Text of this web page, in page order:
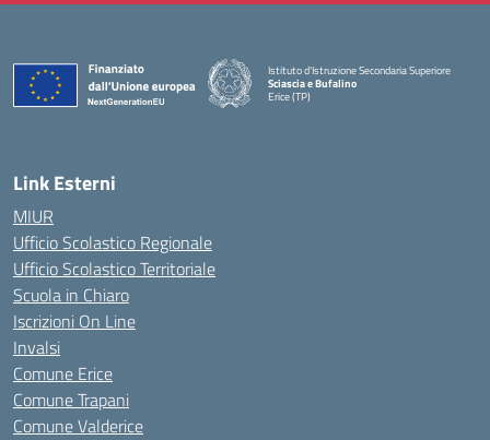
Istituto d'Istruzione Secondaria Superiore
Sciascia e Bufalino
Erice (TP)
Link Esterni
MIUR
Ufficio Scolastico Regionale
Ufficio Scolastico Territoriale
Scuola in Chiaro
Iscrizioni On Line
Invalsi
Comune Erice
Comune Trapani
Comune Valderice